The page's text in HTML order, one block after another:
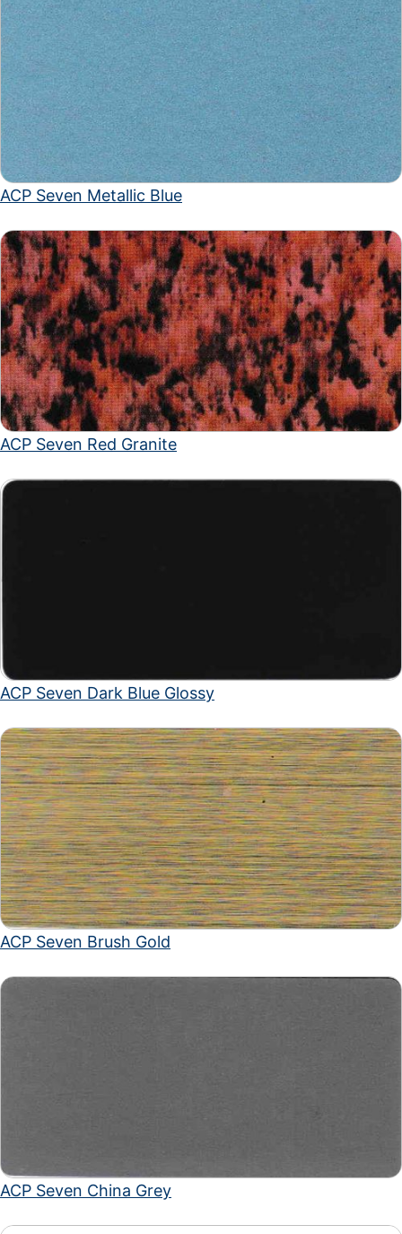
ACP Seven Metallic Blue
ACP Seven Red Granite
ACP Seven Dark Blue Glossy
ACP Seven Brush Gold
ACP Seven China Grey